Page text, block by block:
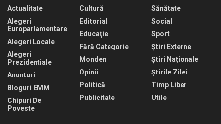
Actualitate
Alegeri
Europarlamentare
Alegeri Locale
Alegeri
Prezidentiale
Anunturi
Bloguri EMM
Chipuri De
Poveste
Cultură
Editorial
Educaţie
Fără Categorie
Monden
Opinii
Politică
Publicitate
Sănătate
Social
Sport
Știri Externe
Știri Naționale
Știrile Zilei
Timp Liber
Utile